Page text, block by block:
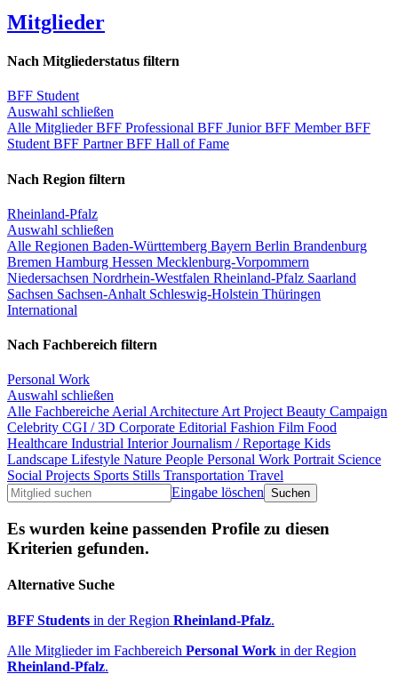
Mitglieder
Nach Mitgliederstatus filtern
BFF Student
Auswahl schließen
Alle MitgliederBFF Professional BFF JuniorBFF MemberBFF
Student BFF PartnerBFF Hall of Fame
Nach Region filtern
Rheinland-Pfalz
Auswahl schließen
Alle Regionen Baden-Württemberg Bayern Berlin Brandenburg
Bremen Hamburg Hessen Mecklenburg-Vorpommern
Niedersachsen Nordrhein-Westfalen Rheinland-Pfalz Saarland
Sachsen Sachsen-Anhalt Schleswig-Holstein Thüringen
International
Nach Fachbereich filtern
Personal Work
Auswahl schließen
Alle Fachbereiche Aerial Architecture Art Project Beauty Campaign
Celebrity CGI / 3D Corporate Editorial Fashion Film Food
Healthcare Industrial InteriorJournalism / Reportage Kids
Landscape Lifestyle Nature People Personal Work Portrait Science
Social Projects Sports Stills Transportation Travel
Eingabe löschen
Es wurden keine passenden Profile zu diesen
Kriterien gefunden.
Alternative Suche
BFF Students in der Region Rheinland-Pfalz.
Alle Mitglieder im Fachbereich Personal Work in der Region
Rheinland-Pfalz.